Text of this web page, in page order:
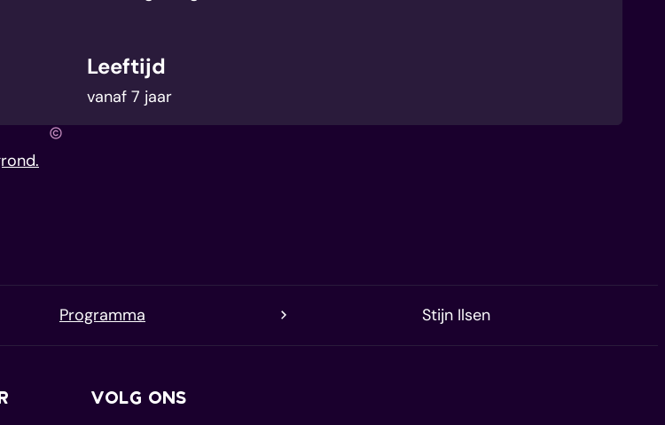
doen om de taal te begrijpen
of cursus te kiezen.
Leeftijd
vanaf 7 jaar
NASA Emily S. Mah
Programma Stijn Ilsen
VOLG ONS